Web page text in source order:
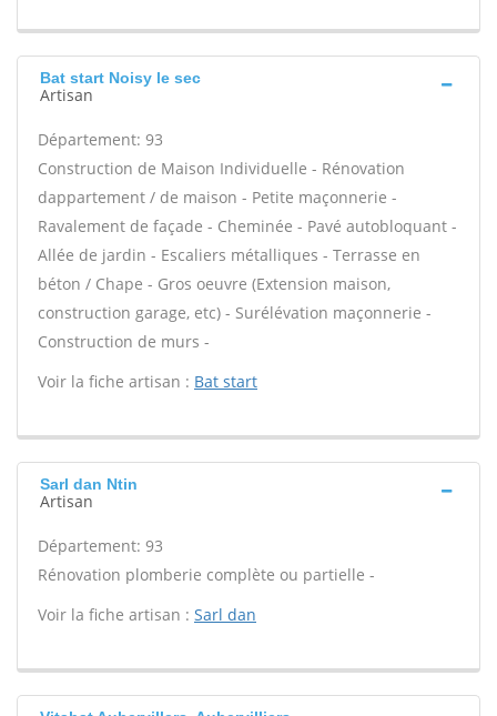
Bat start Noisy le sec
Artisan
Département: 93
Construction de Maison Individuelle - Rénovation
dappartement / de maison - Petite maçonnerie -
Ravalement de façade - Cheminée - Pavé autobloquant -
Allée de jardin - Escaliers métalliques - Terrasse en
béton / Chape - Gros oeuvre (Extension maison,
construction garage, etc) - Surélévation maçonnerie -
Construction de murs -
Voir la fiche artisan : Bat start
Sarl dan Ntin
Artisan
Département: 93
Rénovation plomberie complète ou partielle -
Voir la fiche artisan : Sarl dan